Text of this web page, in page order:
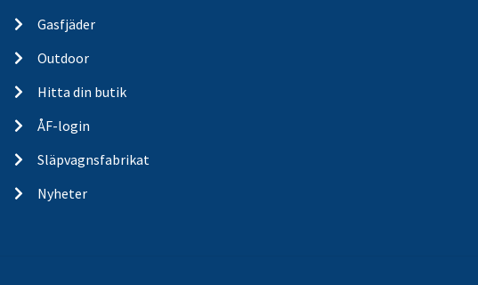
Gasfjäder
Outdoor
Hitta din butik
ÅF-login
Släpvagnsfabrikat
Nyheter